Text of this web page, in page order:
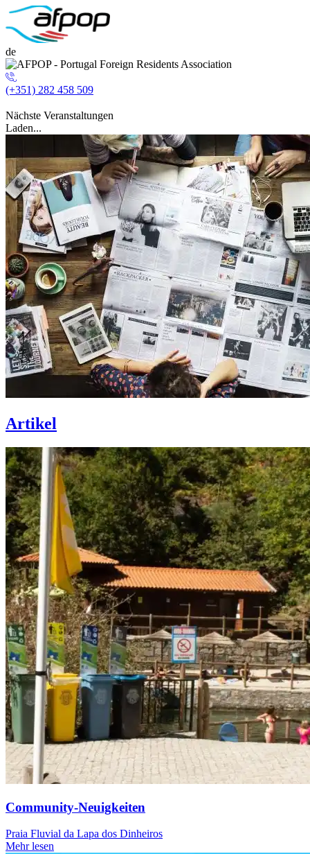
de
(+351) 282 458 509
Nächste Veranstaltungen
Laden...
Artikel
Community-Neuigkeiten
Praia Fluvial da Lapa dos Dinheiros
Mehr lesen